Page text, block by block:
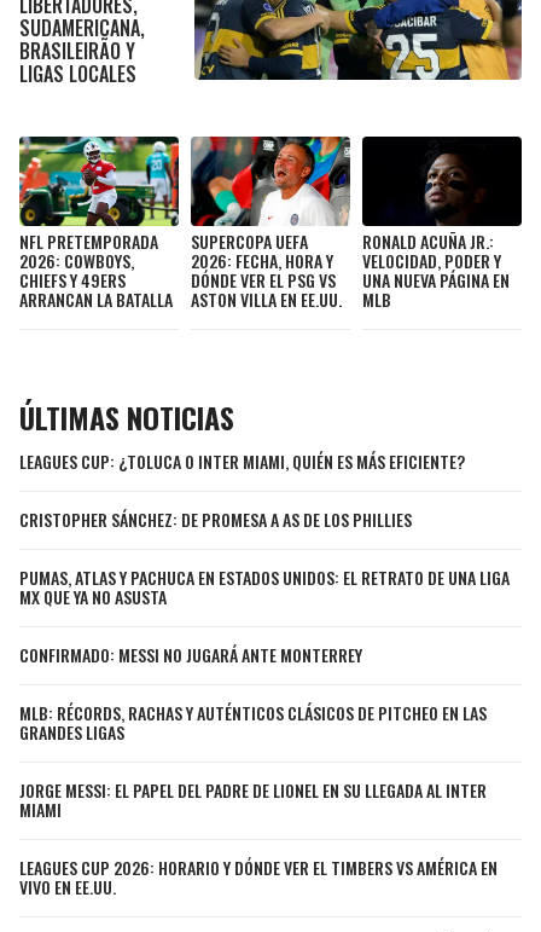
LIGA DE EXPANSIÓN MX
LEAGUES CUP
UEFA EUROPA LEAGUE
UEFA CONFERENCE LEAGUE
COPA LIBERTADORES
COPA SUDAMERICANA
LIGA BETPLAY
RAIDERS
RAVENS
BENGALS
BROWNS
EAGLES
COMMANDERS
CAVALIERS
PACERS
BUCKS
HAWKS
SUNS
KINGS
SUDAMERICANA,
BRASILEIRÃO Y
LIGAS LOCALES
NFL PRETEMPORADA
2026: COWBOYS,
CHIEFS Y 49ERS
ARRANCAN LA BATALLA
SUPERCOPA UEFA
2026: FECHA, HORA Y
DÓNDE VER EL PSG VS
ASTON VILLA EN EE.UU.
RONALD ACUÑA JR.:
VELOCIDAD, PODER Y
UNA NUEVA PÁGINA EN
MLB
ÚLTIMAS NOTICIAS
LEAGUES CUP: ¿TOLUCA O INTER MIAMI, QUIÉN ES MÁS EFICIENTE?
CRISTOPHER SÁNCHEZ: DE PROMESA A AS DE LOS PHILLIES
PUMAS, ATLAS Y PACHUCA EN ESTADOS UNIDOS: EL RETRATO DE UNA LIGA
MX QUE YA NO ASUSTA
CONFIRMADO: MESSI NO JUGARÁ ANTE MONTERREY
MLB: RÉCORDS, RACHAS Y AUTÉNTICOS CLÁSICOS DE PITCHEO EN LAS
GRANDES LIGAS
JORGE MESSI: EL PAPEL DEL PADRE DE LIONEL EN SU LLEGADA AL INTER
MIAMI
LEAGUES CUP 2026: HORARIO Y DÓNDE VER EL TIMBERS VS AMÉRICA EN
VIVO EN EE.UU.